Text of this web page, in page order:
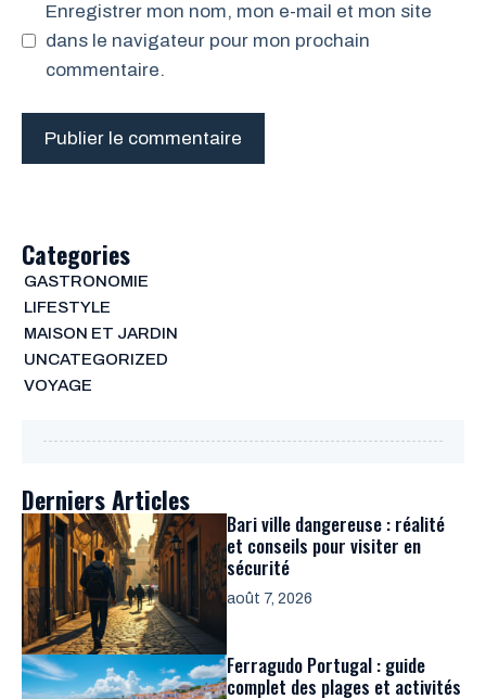
Enregistrer mon nom, mon e-mail et mon site
dans le navigateur pour mon prochain
commentaire.
Categories
GASTRONOMIE
LIFESTYLE
MAISON ET JARDIN
UNCATEGORIZED
VOYAGE
Derniers Articles
Bari ville dangereuse : réalité
et conseils pour visiter en
sécurité
août 7, 2026
Ferragudo Portugal : guide
complet des plages et activités